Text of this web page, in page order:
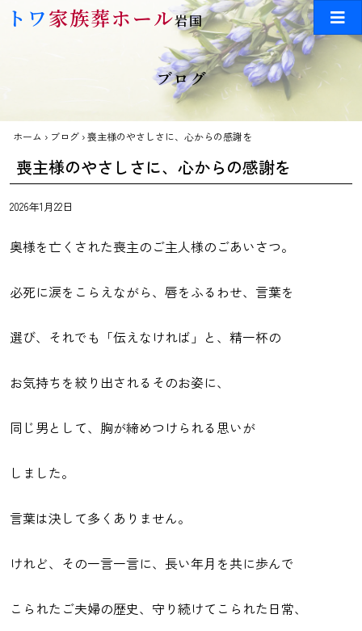
Skip to main content
トワ家族葬ホール岩国
ブログ
ホーム › ブログ ›喪主様のやさしさに、心からの感謝を
喪主様のやさしさに、心からの感謝を
2026年1月22日
奥様を亡くされた喪主のご主人様のごあいさつ。
必死に涙をこらえながら、唇をふるわせ、言葉を
選び、それでも「伝えなければ」と、精一杯の
お気持ちを絞り出されるそのお姿に、
同じ男として、胸が締めつけられる思いが
しました。
言葉は決して多くありません。
けれど、その一言一言に、長い年月を共に歩んで
こられたご夫婦の歴史、守り続けてこられた日常、